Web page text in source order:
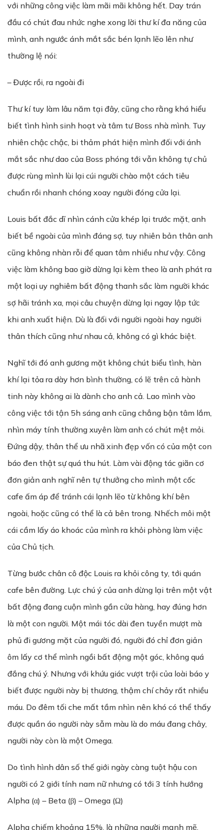
với những công việc làm mãi mãi không hết. Day trán
đầu có chút đau nhức nghe xong lời thư kí đa năng của
mình, anh ngước ánh mắt sắc bén lạnh lẽo lên như
thường lệ nói:
– Được rồi, ra ngoài đi
Thư kí tuy làm lâu năm tại đây, cũng cho rằng khá hiểu
biết tình hình sinh hoạt và tâm tư Boss nhà mình. Tuy
nhiên chậc chậc, bi thảm phát hiện mình đối với ánh
mắt sắc như dao của Boss phóng tới vẫn không tự chủ
được rùng mình lùi lại cúi người chào một cách tiêu
chuẩn rồi nhanh chóng xoay người đóng cửa lại.
Louis bất đắc dĩ nhìn cánh cửa khép lại trước mặt, anh
biết bề ngoài của mình đáng sợ, tuy nhiên bản thân anh
cũng không nhàn rỗi để quan tâm nhiều như vậy. Công
việc làm không bao giờ dừng lại kèm theo là anh phát ra
một loại uy nghiêm bất động thanh sắc làm người khác
sợ hãi tránh xa, mọi câu chuyện dừng lại ngay lập tức
khi anh xuất hiện. Dù là đối với người ngoài hay người
thân thích cũng như nhau cả, không có gì khác biệt.
Nghĩ tới đó anh gương mặt không chút biểu tình, hàn
khí lại tỏa ra dày hơn bình thường, có lẽ trên cả hành
tinh này không ai là dành cho anh cả. Lao mình vào
công việc tới tận 5h sáng anh cũng chẳng bận tâm lắm,
nhìn máy tính thường xuyên làm anh có chút mệt mỏi.
Đứng dậy, thân thể ưu nhã xinh đẹp vốn có của một con
báo đen thật sự quá thu hút. Làm vài động tác giãn cơ
đơn giản anh nghĩ nên tự thưởng cho mình một cốc
cafe ấm áp để tránh cái lạnh lẽo từ không khí bên
ngoài, hoặc cũng có thể là cả bên trong. Nhếch môi một
cái cầm lấy áo khoác của mình ra khỏi phòng làm việc
của Chủ tịch.
Từng bước chân cô độc Louis ra khỏi công ty, tới quán
cafe bên đường. Lực chú ý của anh dừng lại trên một vật
bất động đang cuộn mình gần cửa hàng, hay đúng hơn
là một con người. Một mái tóc dài đen tuyền mượt mà
phủ đi gương mặt của người đó, người đó chỉ đơn giản
ôm lấy cơ thể mình ngồi bất động một góc, không quá
đắng chú ý. Nhưng với khứu giác vượt trội của loài báo y
biết được người này bị thương, thậm chí chảy rất nhiều
máu. Do đêm tối che mất tầm nhìn nên khó có thể thấy
được quần áo người này sẫm màu là do máu đang chảy,
người này còn là một Omega.
Do tình hình dân số thế giới ngày càng tuột hậu con
người có 2 giới tính nam nữ nhưng có tới 3 tính hướng
Alpha (α) – Beta (β) – Omega (Ω)
Alpha chiếm khoảng 15%, là những người mạnh mẽ,